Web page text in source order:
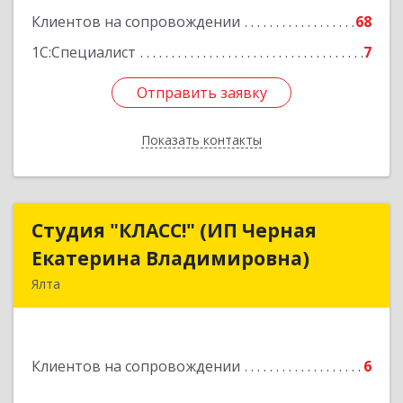
Клиентов на сопровождении
68
1С:Специалист
7
Отправить заявку
Показать контакты
Подробнее
Отправить заявку
Назад
Студия "КЛАСС!" (ИП Черная
Екатерина Владимировна)
Ялта
Клиентов на сопровождении 6
Студия "КЛАСС!" (ИП Черная
Екатерина Владимировна)